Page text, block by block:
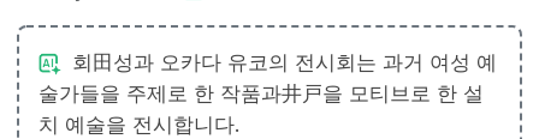
회田성과 오카다 유코의 전시회는 과거 여성 예
술가들을 주제로 한 작품과井戸을 모티브로 한 설
치 예술을 전시합니다.